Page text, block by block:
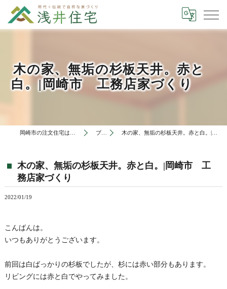
木の家、無垢の杉板天井。赤と
白。|岡崎市 工務店家づくり
ブログ 木の家、無垢の杉板天井。赤と白。|岡崎市 工務店家づくり
木の家、無垢の杉板天井。赤と白。|岡崎市 工
務店家づくり
2022/01/19
こんばんは。
いつもありがとうございます。
前回は白ばっかりの杉板でしたが、杉には赤い部分もあります。
リビングには赤と白でやってみました。